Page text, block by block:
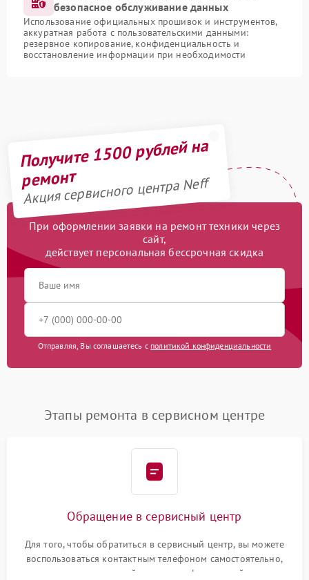
безопасное обслуживание данных
Использование официальных прошивок и инструментов,
аккуратная работа с пользовательскими данными:
резервное копирование, конфиденциальность и
восстановление информации при необходимости
Получите 1500 рублей на
ремонт
Акция сервисного центра Neff
При оформлении заявки на ремонт техники через
сайт,
действует персональная бессрочная скидка
Отправляя, Вы соглашаетесь с политикой конфиденциальности
Этапы ремонта в сервисном центре
Обращение в сервисный центр
Для того, чтобы обратиться в сервисный центр, вы можете
воспользоваться контактным телефоном самостоятельно,
или оставить свой номер телефона на сайте